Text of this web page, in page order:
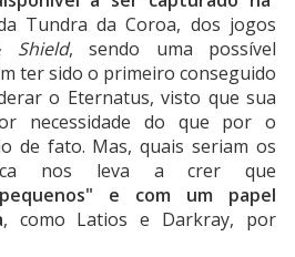
Tundra da Coroa, dos jogos
Shield, sendo uma possível
ter sido o primeiro conseguido
o Eternatus, visto que sua
necessidade do que por o
de fato. Mas, quais seriam os
nos leva a crer que
e com um papel
, como Latios e Darkray, por